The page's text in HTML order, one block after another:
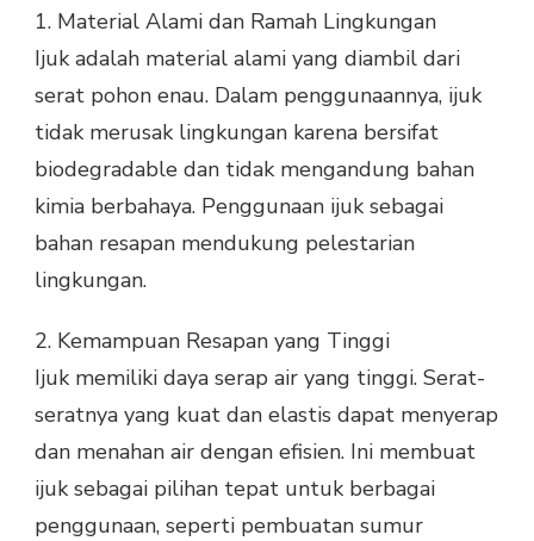
1. Material Alami dan Ramah Lingkungan
Ijuk adalah material alami yang diambil dari
serat pohon enau. Dalam penggunaannya, ijuk
tidak merusak lingkungan karena bersifat
biodegradable dan tidak mengandung bahan
kimia berbahaya. Penggunaan ijuk sebagai
bahan resapan mendukung pelestarian
lingkungan.
2. Kemampuan Resapan yang Tinggi
Ijuk memiliki daya serap air yang tinggi. Serat-
seratnya yang kuat dan elastis dapat menyerap
dan menahan air dengan efisien. Ini membuat
ijuk sebagai pilihan tepat untuk berbagai
penggunaan, seperti pembuatan sumur